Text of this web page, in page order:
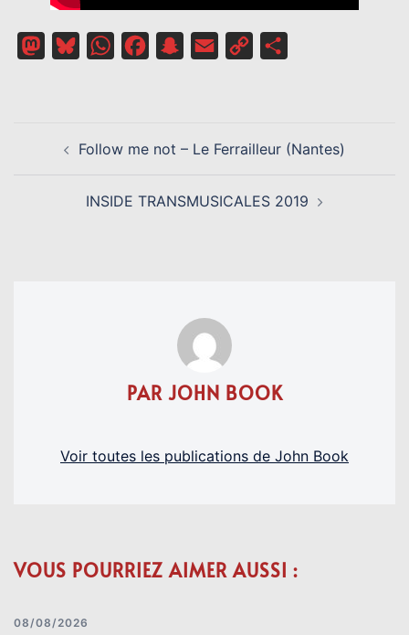
MastodonBlueskyWhatsAppFacebookSnapchat
Email
Copy
D’ARTICLEFollow me not – Le Ferrailleur (Nantes)
INSIDE TRANSMUSICALES 2019
PAR JOHN BOOK
Voir toutes les publications de John Book
VOUS POURRIEZ AIMER AUSSI :
08/08/2026